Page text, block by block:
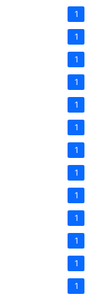
1
1
1
1
1
1
1
1
1
1
1
1
1